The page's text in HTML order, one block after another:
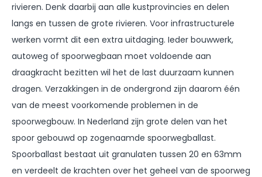
rivieren. Denk daarbij aan alle kustprovincies en delen
langs en tussen de grote rivieren. Voor infrastructurele
werken vormt dit een extra uitdaging. Ieder bouwwerk,
autoweg of spoorwegbaan moet voldoende aan
draagkracht bezitten wil het de last duurzaam kunnen
dragen. Verzakkingen in de ondergrond zijn daarom één
van de meest voorkomende problemen in de
spoorwegbouw. In Nederland zijn grote delen van het
spoor gebouwd op zogenaamde spoorwegballast.
Spoorballast bestaat uit granulaten tussen 20 en 63mm
en verdeelt de krachten over het geheel van de spoorweg